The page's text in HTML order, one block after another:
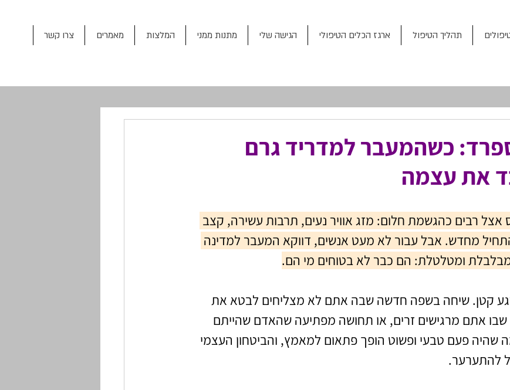
תהליך הטיפול ארגז הכלים הטיפולי הגישה שלי מתנות ממני המלצות מאמרים צרו קשר
כשהמעבר למדריד גרם
את עצמה
אצל רבים כהגשמת חלום: מזג אוויר נעים, תרבות עשירה, קצב
מחדש. אבל עבור לא מעט אנשים, דווקא המעבר למדינה
ומטלטלת: הם כבר לא בטוחים מי הם.
קטן. שיחה בשפה חדשה שבה אתם לא מצליחים לבטא את
אתם מרגישים זרים, או תחושה מפתיעה שהאדם שהייתם
פעם טבעי ופשוט הופך פתאום למאמץ, והביטחון העצמי
להתערער.